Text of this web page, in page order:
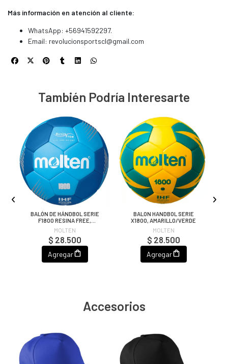
Más información en atención al cliente:
WhatsApp: +56941592297.
Email: revolucionsportscl@gmail.com
También Podría Interesarte
BALÓN DE HÁNDBOL SERIE
F1800 RESINA FREE,
TURQUESA/AZUL
MOLTEN
$ 28.500
Agregar
BALON HANDBOL SERIE
X1800, AMARILLO/VERDE
MOLTEN
$ 28.500
Agregar
Accesorios